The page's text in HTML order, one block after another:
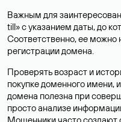
Важным для
till» с указанием даты, до
Соответственно, ее можно
регистрации домена.
Проверять возраст и
покупке доменного имени,
домена полезна при
просто анализе